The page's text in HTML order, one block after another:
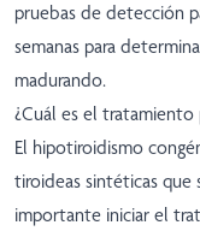
pruebas de detección
semanas para
madurando.
¿Cuál es el
El hipotiroidismo
tiroideas sintéticas que
importante iniciar el